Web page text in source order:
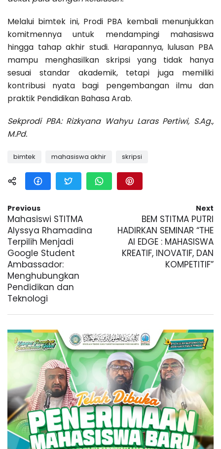
Melalui bimtek ini, Prodi PBA kembali menunjukkan
komitmennya untuk mendampingi mahasiswa
hingga tahap akhir studi. Harapannya, lulusan PBA
mampu menghasilkan skripsi yang tidak hanya
sesuai standar akademik, tetapi juga memiliki
kontribusi nyata bagi pengembangan ilmu dan
praktik Pendidikan Bahasa Arab.
Sekprodi PBA: Rizkyana Wahyu Laras Pertiwi, S.Ag.,
M.Pd.
bimtek mahasiswa akhir skripsi
Previous
Mahasiswi STITMA
Alyssya Rhamadina
Terpilih Menjadi
Google Student
Ambassador:
Menghubungkan
Pendidikan dan
Teknologi
Next
BEM STITMA PUTRI
HADIRKAN SEMINAR “THE
AI EDGE : MAHASISWA
KREATIF, INOVATIF, DAN
KOMPETITIF”